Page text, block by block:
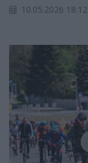
10.05.2026 18:12